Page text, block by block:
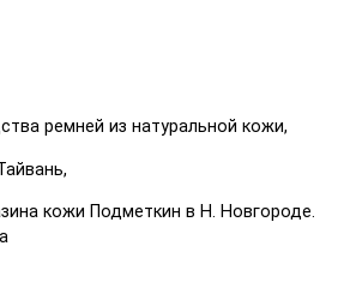
ремней из натуральной кожи,
кожи Подметкин в Н. Новгороде.